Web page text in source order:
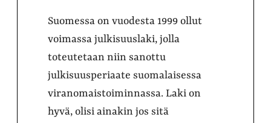
Suomessa on vuodesta 1999 ollut
voimassa julkisuuslaki, jolla
toteutetaan niin sanottu
julkisuusperiaate suomalaisessa
viranomaistoiminnassa. Laki on
hyvä, olisi ainakin jos sitä